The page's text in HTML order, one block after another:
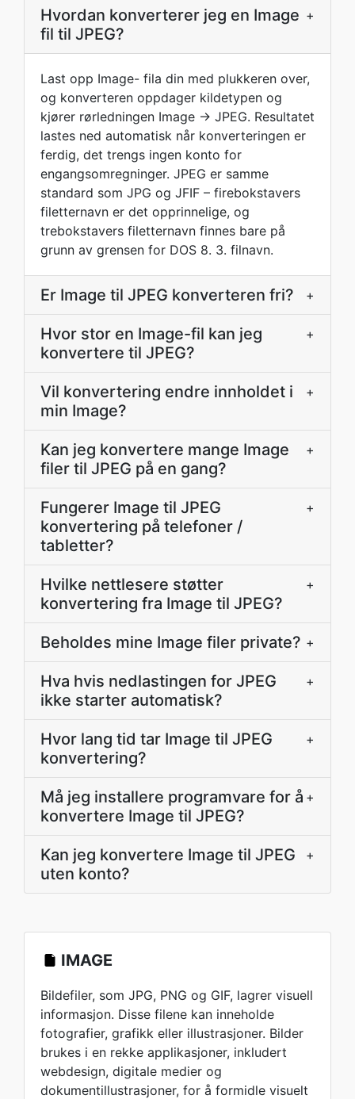
Hvordan konverterer jeg en Image
fil til JPEG?
+
Last opp Image- fila din med plukkeren over,
og konverteren oppdager kildetypen og
kjører rørledningen Image → JPEG. Resultatet
lastes ned automatisk når konverteringen er
ferdig, det trengs ingen konto for
engangsomregninger. JPEG er samme
standard som JPG og JFIF – firebokstavers
filetternavn er det opprinnelige, og
trebokstavers filetternavn finnes bare på
grunn av grensen for DOS 8. 3. filnavn.
Er Image til JPEG konverteren fri? +
Hvor stor en Image-fil kan jeg
konvertere til JPEG?
+
Vil konvertering endre innholdet i
min Image?
+
Kan jeg konvertere mange Image
filer til JPEG på en gang?
+
Fungerer Image til JPEG
konvertering på telefoner /
tabletter?
+
Hvilke nettlesere støtter
konvertering fra Image til JPEG?
+
Beholdes mine Image filer private? +
Hva hvis nedlastingen for JPEG
ikke starter automatisk?
+
Hvor lang tid tar Image til JPEG
konvertering?
+
Må jeg installere programvare for å
konvertere Image til JPEG?
+
Kan jeg konvertere Image til JPEG
uten konto?
+
IMAGE
Bildefiler, som JPG, PNG og GIF, lagrer visuell
informasjon. Disse filene kan inneholde
fotografier, grafikk eller illustrasjoner. Bilder
brukes i en rekke applikasjoner, inkludert
webdesign, digitale medier og
dokumentillustrasjoner, for å formidle visuelt